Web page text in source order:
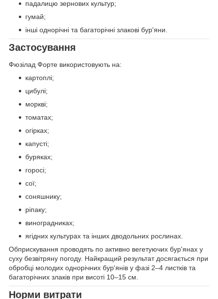
падалицю зернових культур;
гумай;
інші однорічні та багаторічні злакові бур'яни.
Застосування
Фюзілад Форте використовують на:
картоплі;
цибулі;
моркві;
томатах;
огірках;
капусті;
буряках;
горосі;
сої;
соняшнику;
ріпаку;
виноградниках;
ягідних культурах та інших дводольних рослинах.
Обприскування проводять по активно вегетуючих бур'янах у
суху безвітряну погоду. Найкращий результат досягається при
обробці молодих однорічних бур'янів у фазі 2–4 листків та
багаторічних злаків при висоті 10–15 см.
Норми витрати